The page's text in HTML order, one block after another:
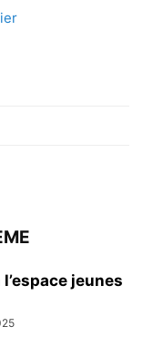
jeunes